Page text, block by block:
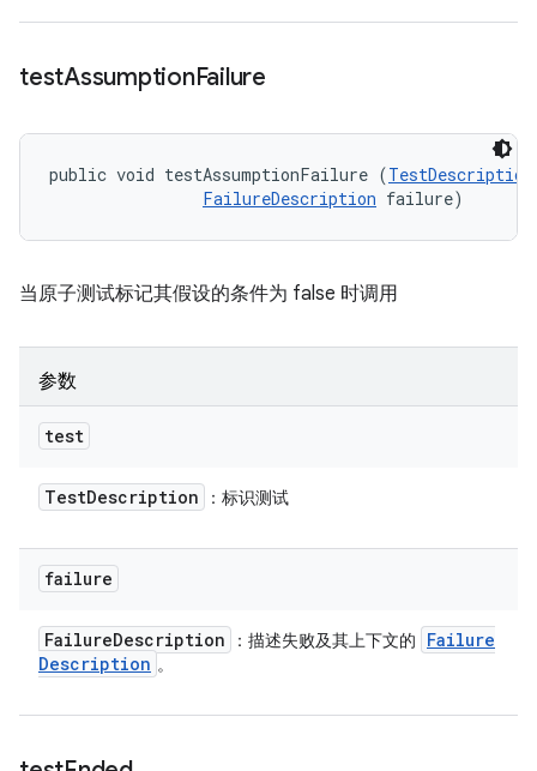
testAssumptionFailure
public void testAssumptionFailure (TestDescription
FailureDescription failure)
当原子测试标记其假设的条件为 false 时调用
参数
test
TestDescription ：标识测试
failure
FailureDescription ：描述失败及其上下文的
Failure
Description 。